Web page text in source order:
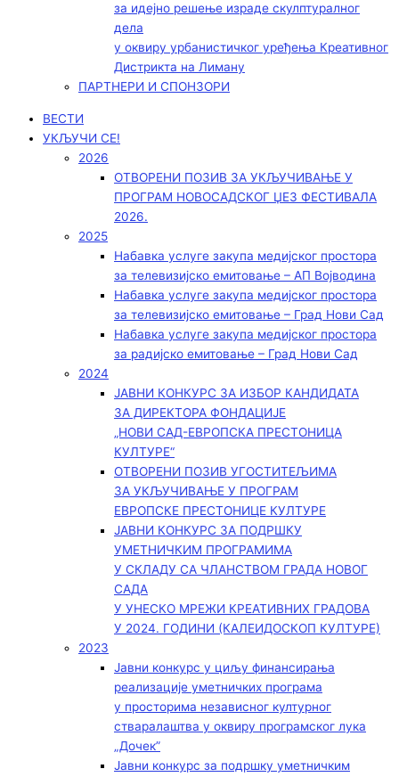
за идејно решење израде скулптуралног
дела
у оквиру урбанистичког уређења Креативног
Дистрикта на Лиману
ПАРТНЕРИ И СПОНЗОРИ
ВЕСТИ
УКЉУЧИ СЕ!
2026
ОТВОРЕНИ ПОЗИВ ЗА УКЉУЧИВАЊЕ У
ПРОГРАМ НОВОСАДСКОГ ЏЕЗ ФЕСТИВАЛА
2026.
2025
Набавка услуге закупа медијског простора
за телевизијско емитовање – АП Војводинa
Набавка услуге закупа медијског простора
за телевизијско емитовање – Град Нови Сад
Набавка услуге закупа медијског простора
за радијско емитовање – Град Нови Сад
2024
ЈАВНИ КОНКУРС ЗА ИЗБОР КАНДИДАТА
ЗА ДИРЕКТОРА ФОНДАЦИЈЕ
„НОВИ САД-ЕВРОПСКА ПРЕСТОНИЦА
КУЛТУРЕ“
ОТВОРЕНИ ПОЗИВ УГОСТИТЕЉИМА
ЗА УКЉУЧИВАЊЕ У ПРОГРАМ
ЕВРОПСКЕ ПРЕСТОНИЦЕ КУЛТУРЕ
ЈАВНИ КОНКУРС ЗА ПОДРШКУ
УМЕТНИЧКИМ ПРОГРАМИМА
У СКЛАДУ СА ЧЛАНСТВОМ ГРАДА НОВОГ
САДА
У УНЕСКО МРЕЖИ КРЕАТИВНИХ ГРАДОВА
У 2024. ГОДИНИ (КАЛЕИДОСКОП КУЛТУРЕ)
2023
Јавни конкурс у циљу финансирања
реализације уметничких програма
у просторима независног културног
стваралаштва у оквиру програмског лука
„Дочек”
Јавни конкурс за подршку уметничким